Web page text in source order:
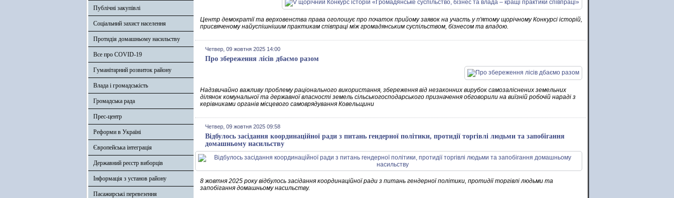
Публічні закупівлі
Соціальний захист населення
Протидія домашньому насильству
Все про COVID-19
Гуманітарний розвиток району
Влада і громадськість
Громадська рада
Прес-центр
Реформи в Україні
Європейська інтеграція
Державний реєстр виборців
Інформація з установ району
Пасажирські перевезення
Центр демократії та верховенства права оголошує про початок прийому заявок на участь у п'ятому щорічному Конкурсі історій,
присвяченому найуспішнішим практикам співпраці між громадянським суспільством, бізнесом та владою.
Четвер, 09 жовтня 2025 14:00
Про збереження лісів дбаємо разом
Надзвичайно важливу проблему раціонального використання, збереження від незаконних вирубок самозаліснених земельних
ділянок комунальної та державної власності земель сільськогосподарського призначення обговорили на виїзній робочій нараді з
керівниками органів місцевого самоврядування Ковельщини
Четвер, 09 жовтня 2025 09:58
Відбулось засідання координаційної ради з питань гендерної політики, протидії торгівлі людьми та запобігання
домашньому насильству
8 жовтня 2025 року відбулось засідання координаційної ради з питань гендерної політики, протидії торгівлі людьми та
запобігання домашньому насильству.